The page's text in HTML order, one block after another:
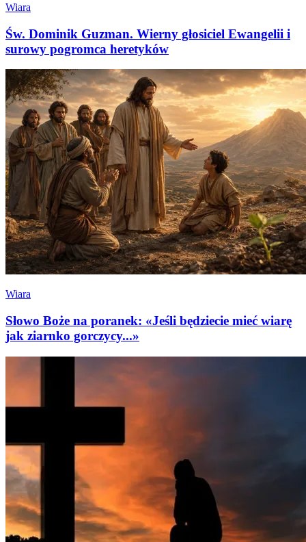
Wiara
Św. Dominik Guzman. Wierny głosiciel Ewangelii i
surowy pogromca heretyków
Wiara
Słowo Boże na poranek: «Jeśli będziecie mieć wiarę
jak ziarnko gorczycy...»